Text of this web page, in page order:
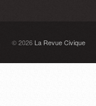
© 2026 La Revue Civique